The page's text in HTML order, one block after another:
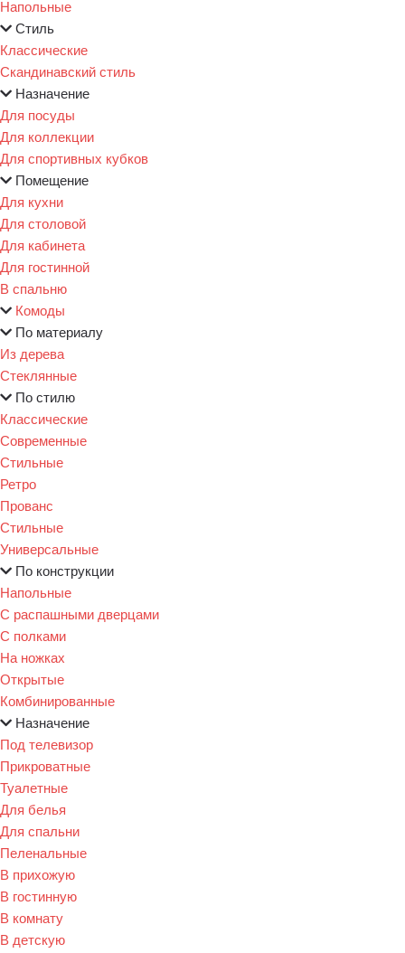
Напольные
Стиль
Классические
Скандинавский стиль
Назначение
Для посуды
Для коллекции
Для спортивных кубков
Помещение
Для кухни
Для столовой
Для кабинета
Для гостинной
В спальню
Комоды
По материалу
Из дерева
Стеклянные
По стилю
Классические
Современные
Стильные
Ретро
Прованс
Стильные
Универсальные
По конструкции
Напольные
С распашными дверцами
С полками
На ножках
Открытые
Комбинированные
Назначение
Под телевизор
Прикроватные
Туалетные
Для белья
Для спальни
Пеленальные
В прихожую
В гостинную
В комнату
В детскую